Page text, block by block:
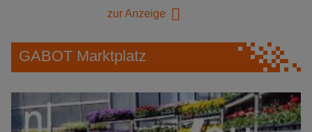
zur Anzeige
GABOT Marktplatz